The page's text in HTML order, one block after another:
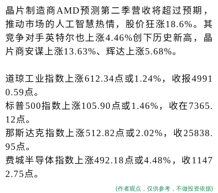
晶片制造商AMD预测第二季营收将超过预期，
推动市场的人工智慧热情，股价狂涨18.6%。其
竞争对手英特尔也上涨4.46%创下历史新高，晶
片商安谋上涨13.63%、辉达上涨5.68%。
道琼工业指数上涨612.34点或1.24%，收报4991
0.59点。
标普500指数上涨105.90 点或1.46%，收在7365.
12点。
那斯达克指数上涨512.82点或2.02%，收25838.
95点。
费城半导体指数上涨492.18 点或4.48% ，收1147
2.75点。
(作者观点，仅供参考，不做投资依据)